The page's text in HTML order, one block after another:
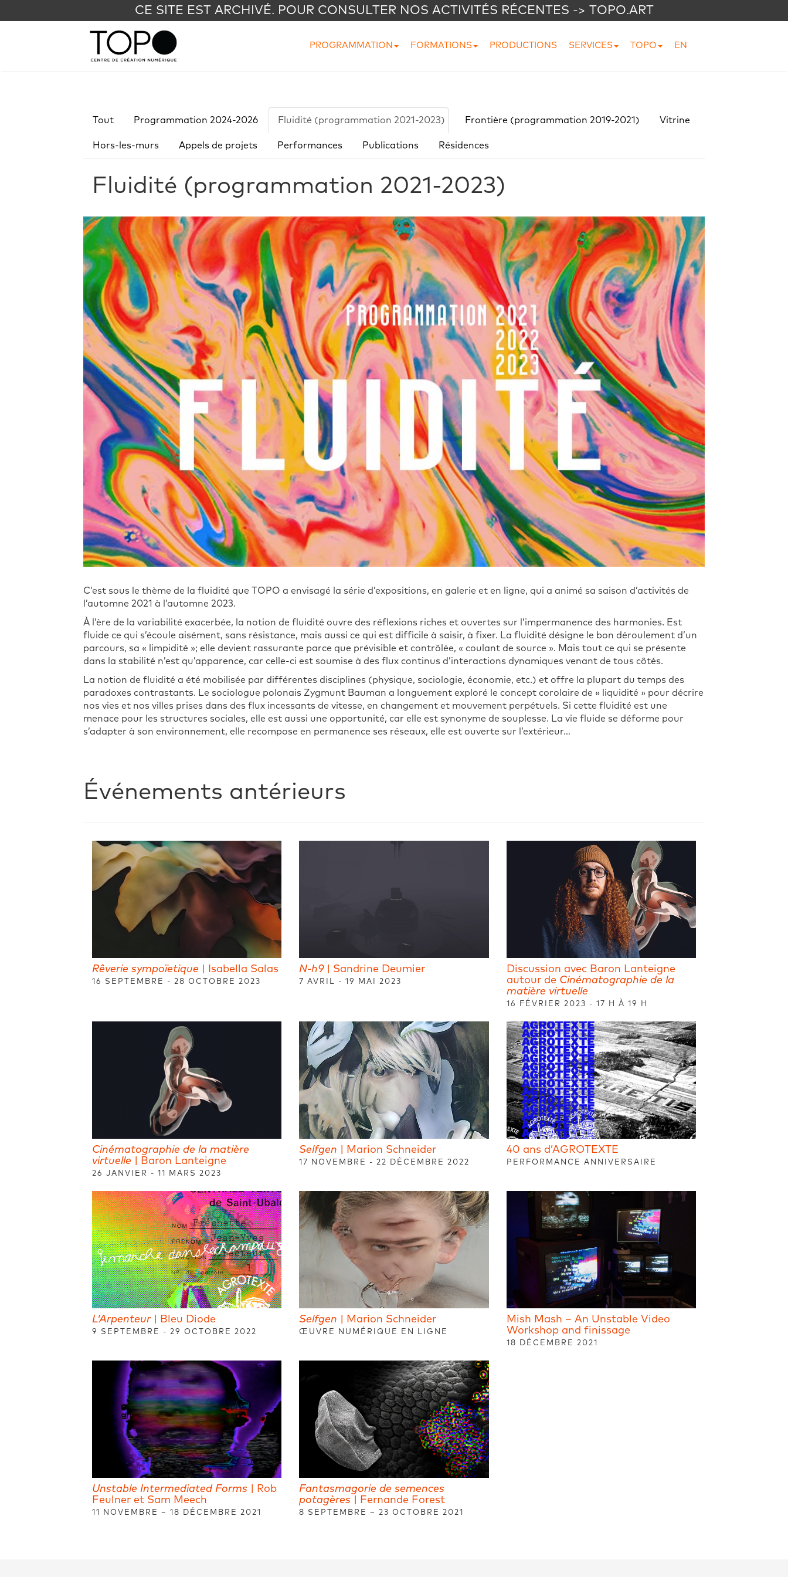
CE SITE EST ARCHIVÉ. POUR CONSULTER NOS ACTIVITÉS RÉCENTES -> TOPO.ART
PROGRAMMATION FORMATIONS PRODUCTIONS SERVICES TOPO EN
Tout Programmation 2024-2026 Fluidité (programmation 2021-2023) Frontière (programmation 2019-2021) Vitrine
Hors-les-murs Appels de projets Performances Publications Résidences
Fluidité (programmation 2021-2023)
C’est sous le thème de la fluidité que TOPO a envisagé la série d’expositions, en galerie et en ligne, qui a animé sa saison d’activités de
l’automne 2021 à l’automne 2023.
À l’ère de la variabilité exacerbée, la notion de fluidité ouvre des réflexions riches et ouvertes sur l’impermanence des harmonies. Est
fluide ce qui s’écoule aisément, sans résistance, mais aussi ce qui est difficile à saisir, à fixer. La fluidité désigne le bon déroulement d’un
parcours, sa « limpidité »; elle devient rassurante parce que prévisible et contrôlée, « coulant de source ». Mais tout ce qui se présente
dans la stabilité n’est qu’apparence, car celle-ci est soumise à des flux continus d’interactions dynamiques venant de tous côtés.
La notion de fluidité a été mobilisée par différentes disciplines (physique, sociologie, économie, etc.) et offre la plupart du temps des
paradoxes contrastants. Le sociologue polonais Zygmunt Bauman a longuement exploré le concept corolaire de « liquidité » pour décrire
nos vies et nos villes prises dans des flux incessants de vitesse, en changement et mouvement perpétuels. Si cette fluidité est une
menace pour les structures sociales, elle est aussi une opportunité, car elle est synonyme de souplesse. La vie fluide se déforme pour
s’adapter à son environnement, elle recompose en permanence ses réseaux, elle est ouverte sur l’extérieur…
Événements antérieurs
Rêverie sympoïetique | Isabella Salas
16 SEPTEMBRE - 28 OCTOBRE 2023
N-h9| Sandrine Deumier
7 AVRIL - 19 MAI 2023
Discussion avec Baron Lanteigne
autour de Cinématographie de la
matière virtuelle
16 FÉVRIER 2023 - 17 H À 19 H
Cinématographie de la matière
virtuelle | Baron Lanteigne
26 JANVIER - 11 MARS 2023
Selfgen | Marion Schneider
17 NOVEMBRE - 22 DÉCEMBRE 2022
40 ans d’AGROTEXTE
PERFORMANCE ANNIVERSAIRE
L’Arpenteur| Bleu Diode
9 SEPTEMBRE - 29 OCTOBRE 2022
Selfgen | Marion Schneider
ŒUVRE NUMÉRIQUE EN LIGNE
Mish Mash – An Unstable Video
Workshop and finissage
18 DÉCEMBRE 2021
Unstable Intermediated Forms | Rob
Feulner et Sam Meech
11 NOVEMBRE – 18 DÉCEMBRE 2021
Fantasmagorie de semences
potagères | Fernande Forest
8 SEPTEMBRE – 23 OCTOBRE 2021